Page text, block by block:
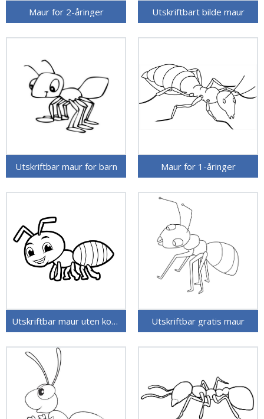
Maur for 2-åringer Utskriftbart bilde maur
Utskriftbar maur for barn Maur for 1-åringer
Utskriftbar maur uten kostnad Utskriftbar gratis maur